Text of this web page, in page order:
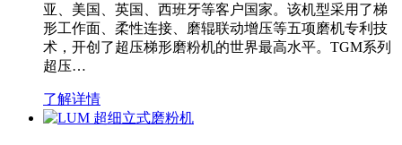
亚、美国、英国、西班牙等客户国家。该机型采用了梯
形工作面、柔性连接、磨辊联动增压等五项磨机专利技
术，开创了超压梯形磨粉机的世界最高水平。TGM系列
超压…
了解详情